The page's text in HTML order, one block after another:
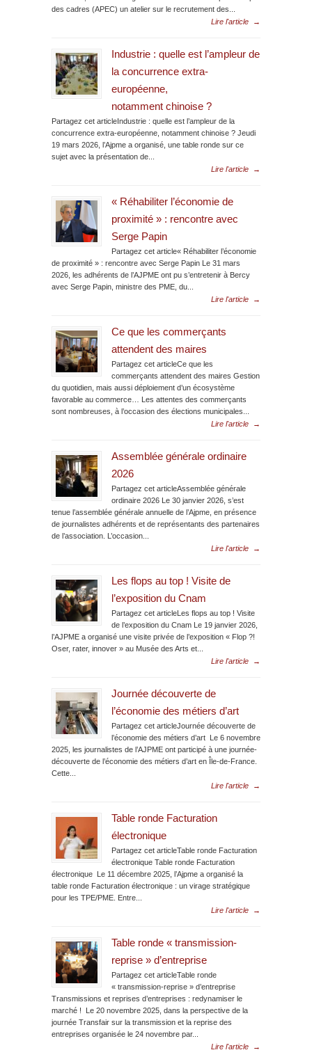
des cadres (APEC) un atelier sur le recrutement des...
Lire l'article
→
Industrie : quelle est l’ampleur de
la concurrence extra-
européenne,
notamment chinoise ?
Partagez cet articleIndustrie : quelle est l’ampleur de la
concurrence extra-européenne, notamment chinoise ? Jeudi
19 mars 2026, l’Ajpme a organisé, une table ronde sur ce
sujet avec la présentation de...
Lire l'article
→
« Réhabiliter l’économie de
proximité » : rencontre avec
Serge Papin
Partagez cet article« Réhabiliter l’économie
de proximité » : rencontre avec Serge Papin Le 31 mars
2026, les adhérents de l’AJPME ont pu s’entretenir à Bercy
avec Serge Papin, ministre des PME, du...
Lire l'article
→
Ce que les commerçants
attendent des maires
Partagez cet articleCe que les
commerçants attendent des maires Gestion
du quotidien, mais aussi déploiement d’un écosystème
favorable au commerce… Les attentes des commerçants
sont nombreuses, à l’occasion des élections municipales...
Lire l'article
→
Assemblée générale ordinaire
2026
Partagez cet articleAssemblée générale
ordinaire 2026 Le 30 janvier 2026, s’est
tenue l’assemblée générale annuelle de l’Ajpme, en présence
de journalistes adhérents et de représentants des partenaires
de l’association. L’occasion...
Lire l'article
→
Les flops au top ! Visite de
l’exposition du Cnam
Partagez cet articleLes flops au top ! Visite
de l’exposition du Cnam Le 19 janvier 2026,
l’AJPME a organisé une visite privée de l’exposition « Flop ?!
Oser, rater, innover » au Musée des Arts et...
Lire l'article
→
Journée découverte de
l’économie des métiers d’art
Partagez cet articleJournée découverte de
l’économie des métiers d’art Le 6 novembre
2025, les journalistes de l’AJPME ont participé à une journée-
découverte de l’économie des métiers d’art en Île-de-France.
Cette...
Lire l'article
→
Table ronde Facturation
électronique
Partagez cet articleTable ronde Facturation
électronique Table ronde Facturation
électronique Le 11 décembre 2025, l’Ajpme a organisé la
table ronde Facturation électronique : un virage stratégique
pour les TPE/PME. Entre...
Lire l'article
→
Table ronde « transmission-
reprise » d’entreprise
Partagez cet articleTable ronde
« transmission-reprise » d’entreprise
Transmissions et reprises d’entreprises : redynamiser le
marché ! Le 20 novembre 2025, dans la perspective de la
journée Transfair sur la transmission et la reprise des
entreprises organisée le 24 novembre par...
Lire l'article
→